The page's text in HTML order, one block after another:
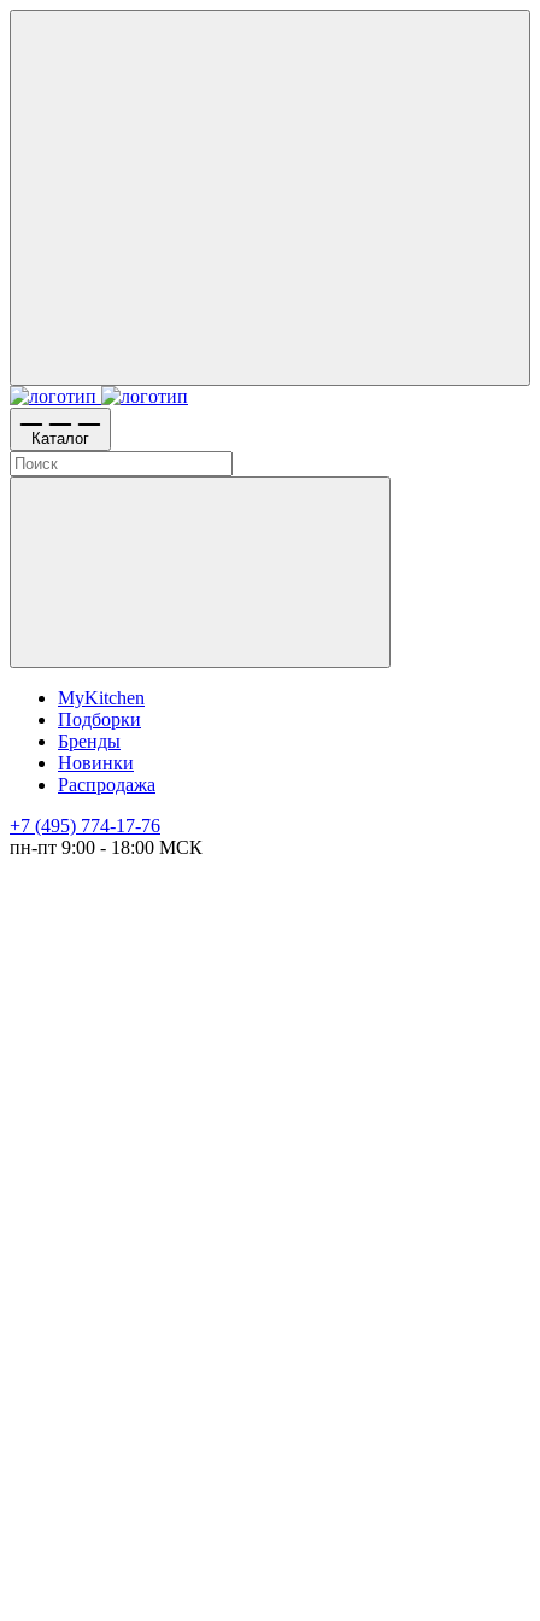
Каталог
MyKitchen
Подборки
Бренды
Новинки
Распродажа
+7 (495) 774-17-76
пн-пт 9:00 - 18:00 МСК